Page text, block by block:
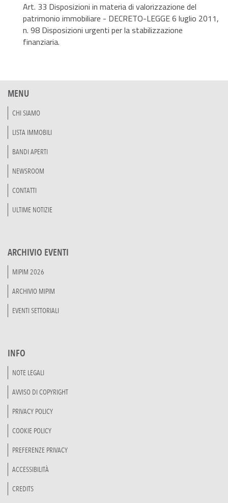
Art. 33 Disposizioni in materia di valorizzazione del
patrimonio immobiliare - DECRETO-LEGGE 6 luglio 2011,
n. 98 Disposizioni urgenti per la stabilizzazione
finanziaria.
MENU
CHI SIAMO
LISTA IMMOBILI
BANDI APERTI
NEWSROOM
CONTATTI
ULTIME NOTIZIE
ARCHIVIO EVENTI
MIPIM 2026
ARCHIVIO MIPIM
EVENTI SETTORIALI
INFO
NOTE LEGALI
AVVISO DI COPYRIGHT
PRIVACY POLICY
COOKIE POLICY
PREFERENZE PRIVACY
ACCESSIBILITÀ
CREDITS